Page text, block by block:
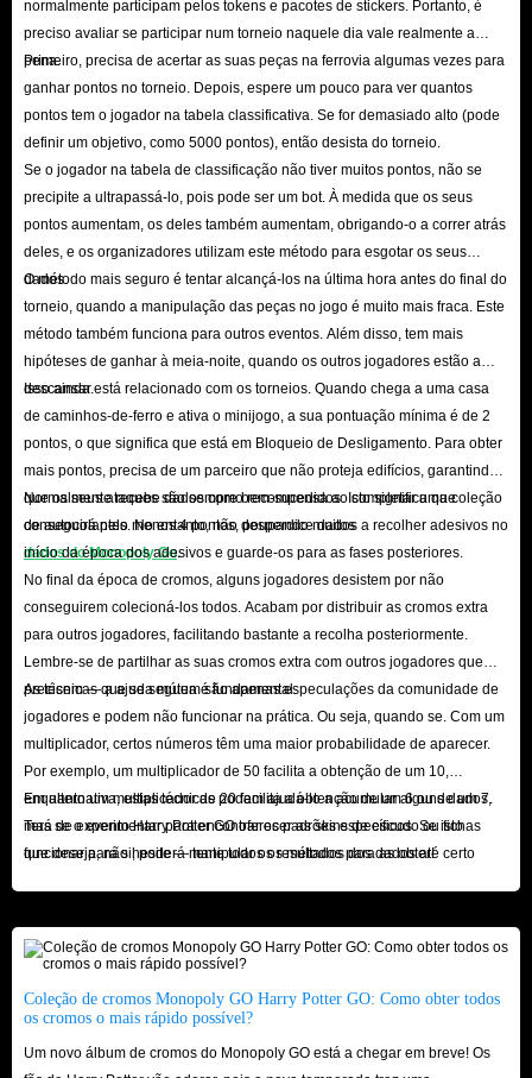
normalmente participam pelos tokens e pacotes de stickers. Portanto, é
preciso avaliar se participar num torneio naquele dia vale realmente a
pena.
Primeiro, precisa de acertar as suas peças na ferrovia algumas vezes para
ganhar pontos no torneio. Depois, espere um pouco para ver quantos
pontos tem o jogador na tabela classificativa. Se for demasiado alto (pode
definir um objetivo, como 5000 pontos), então desista do torneio.
Se o jogador na tabela de classificação não tiver muitos pontos, não se
precipite a ultrapassá-lo, pois pode ser um bot. À medida que os seus
pontos aumentam, os deles também aumentam, obrigando-o a correr atrás
deles, e os organizadores utilizam este método para esgotar os seus
dados.
O método mais seguro é tentar alcançá-los na última hora antes do final do
torneio, quando a manipulação das peças no jogo é muito mais fraca. Este
método também funciona para outros eventos. Além disso, tem mais
hipóteses de ganhar à meia-noite, quando os outros jogadores estão a
descansar.
Isso ainda está relacionado com os torneios. Quando chega a uma casa
de caminhos-de-ferro e ativa o minijogo, a sua pontuação mínima é de 2
pontos, o que significa que está em Bloqueio de Desligamento. Para obter
mais pontos, precisa de um parceiro que não proteja edifícios, garantindo
que os seus ataques são sempre bem-sucedidos. Isto significa que
conseguirá pelo menos 4 pontos, poupando muitos
dados do Monopoly Go.
Normalmente recebe dados como recompensa ao completar uma coleção
de autocolantes. No entanto, não desperdice dados a recolher adesivos no
início da época dos adesivos e guarde-os para as fases posteriores.
No final da época de cromos, alguns jogadores desistem por não
conseguirem colecioná-los todos. Acabam por distribuir as cromos extra
para outros jogadores, facilitando bastante a recolha posteriormente.
Lembre-se de partilhar as suas cromos extra com outros jogadores que
precisem — a ajuda mútua é fundamental.
As técnicas que se seguem são apenas especulações da comunidade de
jogadores e podem não funcionar na prática. Ou seja, quando se. Com um
multiplicador, certos números têm uma maior probabilidade de aparecer.
Por exemplo, um multiplicador de 50 facilita a obtenção de um 10,
enquanto um multiplicador de 20 facilita a obtenção de um 6 ou de um 7.
Terá de experimentar para encontrar os padrões específicos. Se isto
funcionar para si, poderá manipular os resultados dos dados até certo
Em alternativa, estas técnicas podem ajudá-lo a acumular alguns dados,
mas se o evento Harry Potter GO oferecer as skins de escudo ou fichas
que deseja, não hesite — tente todos os métodos para as obter!
Coleção de cromos Monopoly GO Harry Potter GO: Como obter todos
os cromos o mais rápido possível?
Um novo álbum de cromos do Monopoly GO está a chegar em breve! Os